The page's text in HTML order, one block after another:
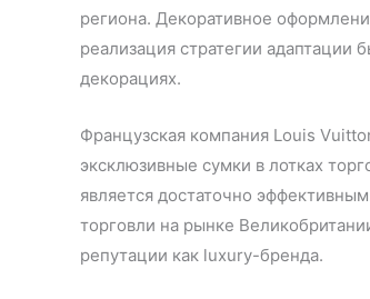
региона. Декоративное
реализация стратегии адаптации
декорациях.
Французская компания Louis
эксклюзивные сумки в лотках
является достаточно
торговли на рынке
репутации как luxury-бренда.